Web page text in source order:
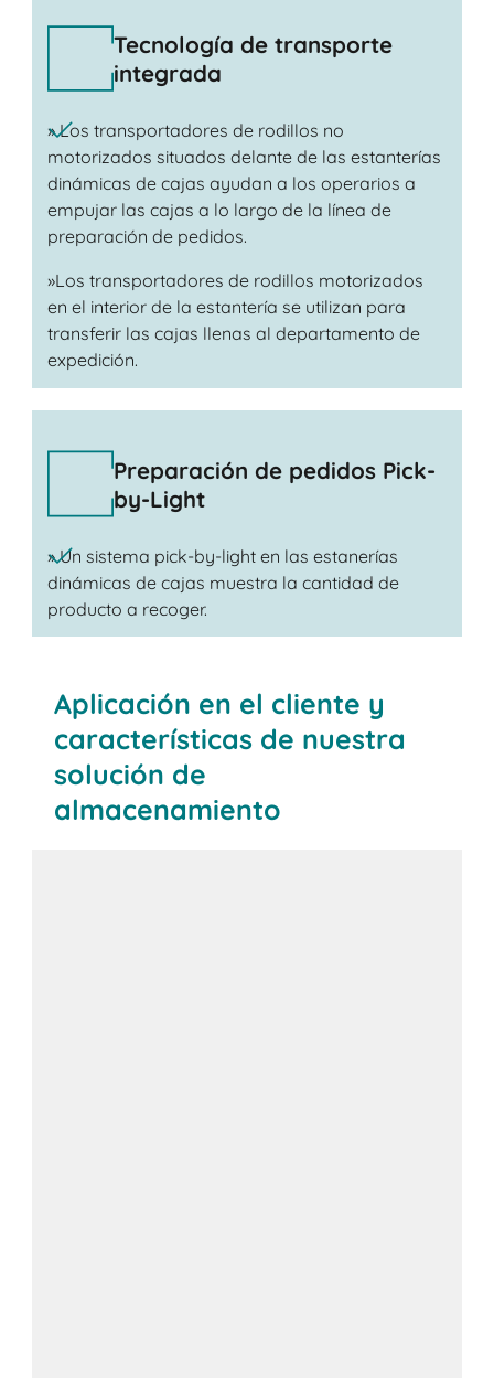
Tecnología de transporte
integrada
» Los transportadores de rodillos no
motorizados situados delante de las estanterías
dinámicas de cajas ayudan a los operarios a
empujar las cajas a lo largo de la línea de
preparación de pedidos.
»Los transportadores de rodillos motorizados
en el interior de la estantería se utilizan para
transferir las cajas llenas al departamento de
expedición.
Preparación de pedidos Pick-
by-Light
» Un sistema pick-by-light en las estanerías
dinámicas de cajas muestra la cantidad de
producto a recoger.
Aplicación en el cliente y
características de nuestra
solución de
almacenamiento